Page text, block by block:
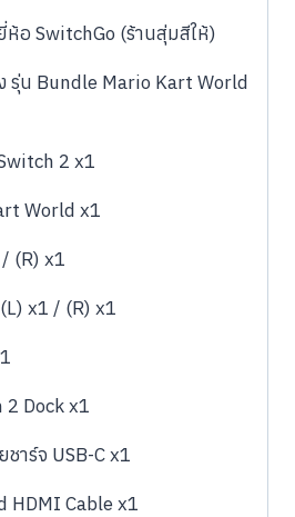
อ SwitchGo (ร้านสุ่มสีให้)
รุ่น Bundle Mario Kart World
2 x1
World x1
(R) x1
x1 / (R) x1
Dock x1
าร์จ USB-C x1
HDMI Cable x1